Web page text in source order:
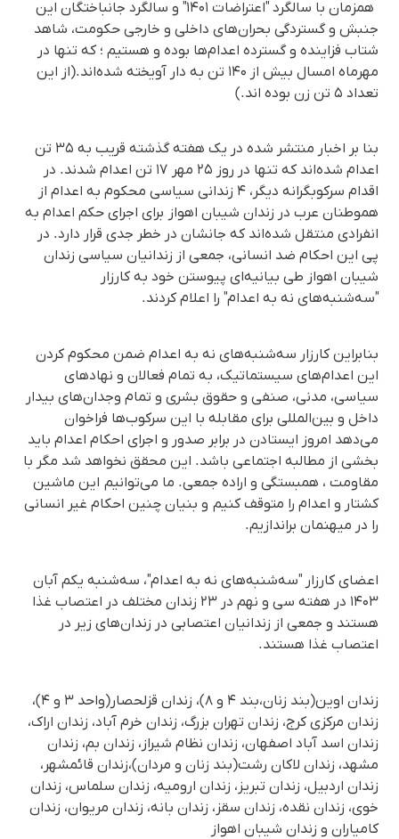
همزمان با سالگرد "اعتراضات ۱۴۰۱" و سالگرد جانباختگان این
جنبش و گستردگی بحران‌های داخلی و خارجی حکومت، شاهد
شتاب فزاینده و گسترده اعدام‌ها بوده و هستیم ؛ که تنها در
مهرماه امسال بیش از ۱۴۰ تن به دار آویخته شده‌اند.(از این
تعداد ۵ تن زن بوده اند.)
بنا بر اخبار منتشر شده در یک هفته گذشته قریب به ۳۵ تن
اعدام شده‌اند که تنها در روز ۲۵ مهر ۱۷ تن اعدام شدند. در
اقدام سرکوبگرانه دیگر، ۴ زندانی سیاسی محکوم به اعدام از
هموطنان عرب در زندان شیبان اهواز برای اجرای حکم اعدام به
انفرادی منتقل شده‌اند که جانشان در خطر جدی قرار دارد. در
پی این احکام ضد انسانی، جمعی از زندانیان سیاسی زندان
شیبان اهواز طی بیانیه‌ای پیوستن خود به کارزار
"سه‌شنبه‌های نه به اعدام" را اعلام کردند.
بنابراین کارزار سه‌شنبه‌های نه به اعدام ضمن محکوم کردن
این اعدام‌های سیستماتیک، به تمام فعالان و نهادهای
سیاسی، مدنی، صنفی و حقوق بشری و تمام وجدان‌های بیدار
داخل و بین‌المللی برای مقابله با این سرکوب‌ها فراخوان
می‌دهد امروز ایستادن در برابر صدور و اجرای احکام اعدام باید
بخشی از مطالبه اجتماعی باشد. این محقق نخواهد شد مگر با
مقاومت ، همبستگی و اراده جمعی. ما می‌توانیم این ماشین
کشتار و اعدام را متوقف کنیم و بنیان چنین احکام غیر انسانی
را در میهنمان براندازیم.
اعضای کارزار "سه‌شنبه‌های نه به اعدام"، سه‌شنبه یکم آبان
۱۴۰۳ در هفته سی و نهم در ۲۳ زندان مختلف در اعتصاب غذا
هستند و جمعی از زندانیان اعتصابی در زندان‌های زیر در
اعتصاب غذا هستند.
زندان اوین(بند زنان،بند ۴ و ۸)، زندان قزلحصار(واحد ۳ و ۴)،
زندان مرکزی کرج، زندان تهران بزرگ، زندان خرم آباد، زندان اراک،
زندان اسد آباد اصفهان، زندان نظام شیراز، زندان بم، زندان
مشهد، زندان لاکان رشت(بند زنان و مردان)،زندان قائمشهر،
زندان اردبیل، زندان تبریز، زندان ارومیه، زندان سلماس، زندان
خوی، زندان نقده، زندان سقز، زندان بانه، زندان مریوان، زندان
کامیاران و زندان شیبان اهواز